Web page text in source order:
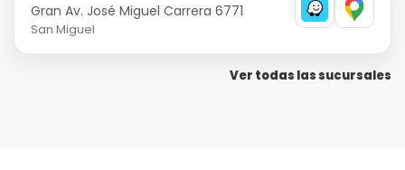
Gran Av. José Miguel Carrera 6771
San Miguel
Ver todas las sucursales